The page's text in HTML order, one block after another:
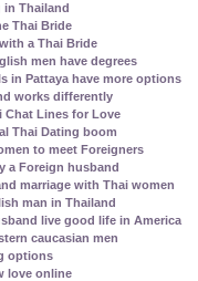
in Thailand
Thai Bride
a Thai Bride
men have degrees
in Pattaya have more options
works differently
Chat Lines for Love
Thai Dating boom
to meet Foreigners
a Foreign husband
marriage with Thai women
man in Thailand
live good life in America
caucasian men
options
love online